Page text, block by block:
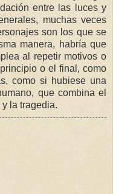
entre las luces y
muchas veces
son los que se
manera, habría que
al repetir motivos o
o el final, como
como si hubiese una
que combina el
la tragedia.